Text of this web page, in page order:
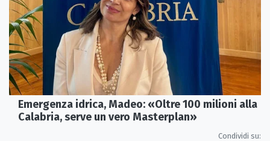
Emergenza idrica, Madeo: «Oltre 100 milioni alla
Calabria, serve un vero Masterplan»
Condividi su: